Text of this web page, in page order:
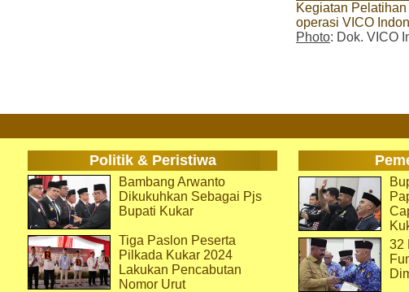
Kegiatan
operasi VICO
Photo: Dok. VICO
Politik & Peristiwa
Bambang Arwanto
Dikukuhkan Sebagai Pjs
Bupati Kukar
Tiga Paslon Peserta
Pilkada Kukar 2024
Lakukan Pencabutan
Nomor Urut
32